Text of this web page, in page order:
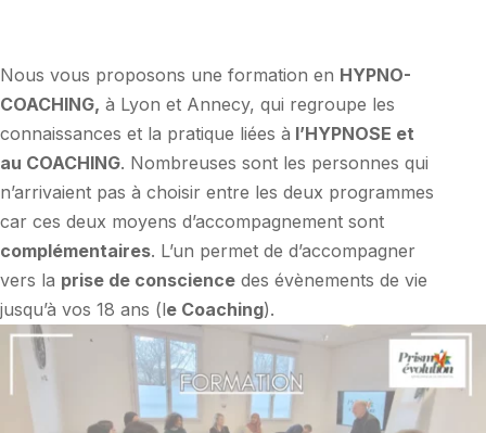
Nous vous proposons une formation en HYPNO-
COACHING, à Lyon et Annecy, qui regroupe les
connaissances et la pratique liées à l’HYPNOSE et
au COACHING. Nombreuses sont les personnes qui
n’arrivaient pas à choisir entre les deux programmes
car ces deux moyens d’accompagnement sont
complémentaires. L’un permet de d’accompagner
vers la prise de conscience des évènements de vie
jusqu’à vos 18 ans (le Coaching).